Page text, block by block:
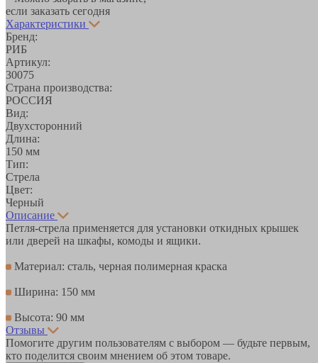
если заказать сегодня
Характеристики
Бренд:
РИБ
Артикул:
30075
Страна производства:
РОССИЯ
Вид:
Двухсторонний
Длина:
150 мм
Тип:
Стрела
Цвет:
Черный
Описание
Петля-стрела применяется для установки откидных крышек
или дверей на шкафы, комоды и ящики.
Материал: сталь, черная полимерная краска
Ширина: 150 мм
Высота: 90 мм
Отзывы
Помогите другим пользователям с выбором — будьте первым,
кто поделится своим мнением об этом товаре.